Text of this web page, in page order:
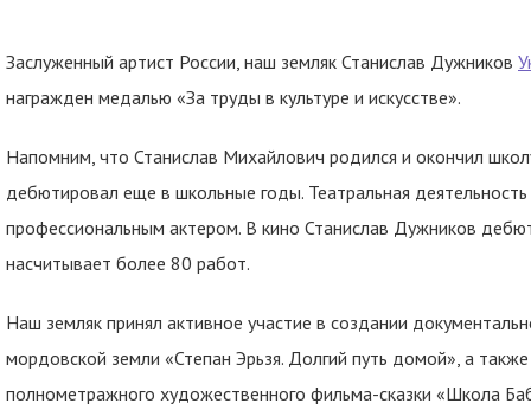
Заслуженный артист России, наш земляк Станислав Дужников
награжден медалью «За труды в культуре и искусстве».
Напомним, что Станислав Михайлович родился и окончил
дебютировал еще в школьные годы. Театральная
профессиональным актером. В кино Станислав Дужников
насчитывает более 80 работ.
Наш земляк принял активное участие в создании
мордовской земли «Степан Эрьзя. Долгий путь домой», а
полнометражного художественного фильма-сказки «Школа